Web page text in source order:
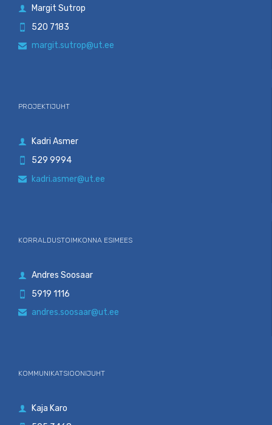
 Margit Sutrop
 520 7183
 margit.sutrop@ut.ee
PROJEKTIJUHT
 Kadri Asmer
529 9994
 kadri.asmer@ut.ee
KORRALDUSTOIMKONNA ESIMEES
 Andres Soosaar
 5919 1116
 andres.soosaar@ut.ee
KOMMUNIKATSIOONIJUHT
 Kaja Karo